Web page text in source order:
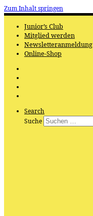
Zum Inhalt springen
Junior’s Club
Mitglied werden
Newsletteranmeldung
Online-Shop
Search
Suche